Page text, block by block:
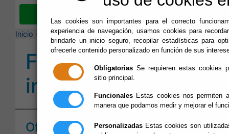
Las cookies son importantes para el correcto
experiencia de navegación, usamos cookies para
brindarle un inicio seguro, recopilar estadísticas para
ofrecerle contenido personalizado en función de sus
Obligatorias Se requieren estas cookies
sitio principal.
Funcionales Estas cookies nos permiten
manera que podamos medir y mejorar el
Personalizadas Estas cookies son
Inicio - Hacienda - Formularios e impresos
Formularios e
impresos
Oficina Virtual Tributaria